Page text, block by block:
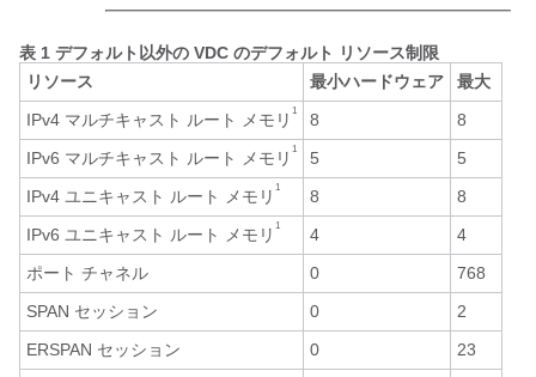
表 1 デフォルト以外の VDC のデフォルト リソース制限
リソース
最小ハードウェア
最大
IPv4 マルチキャスト ルート メモリ 1 8
8
IPv6 マルチキャスト ルート メモリ 1 5
5
IPv4 ユニキャスト ルート メモリ 1 8
8
IPv6 ユニキャスト ルート メモリ 1 4
4
ポート チャネル
0
768
SPAN セッション
0
2
ERSPAN セッション
0
23